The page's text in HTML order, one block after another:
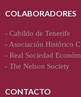
COLABORADORES
- Cabildo de Tenerife
- Asociación Histórico
- Real Sociedad
- The Nelson Society
CONTACTO